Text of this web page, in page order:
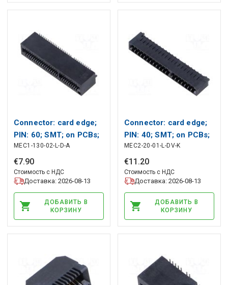
Connector: card edge;
PIN: 60; SMT; on PCBs;
1mm SAMTEC
MEC1-130-02-L-D-A
€7.90
Стоимость с НДС
Доставка: 2026-08-13
ДОБАВИТЬ В
КОРЗИНУ
Connector: card edge;
PIN: 40; SMT; on PCBs;
1mm SAMTEC
MEC2-20-01-L-DV-K
€11 .20
Стоимость с НДС
Доставка: 2026-08-13
ДОБАВИТЬ В
КОРЗИНУ